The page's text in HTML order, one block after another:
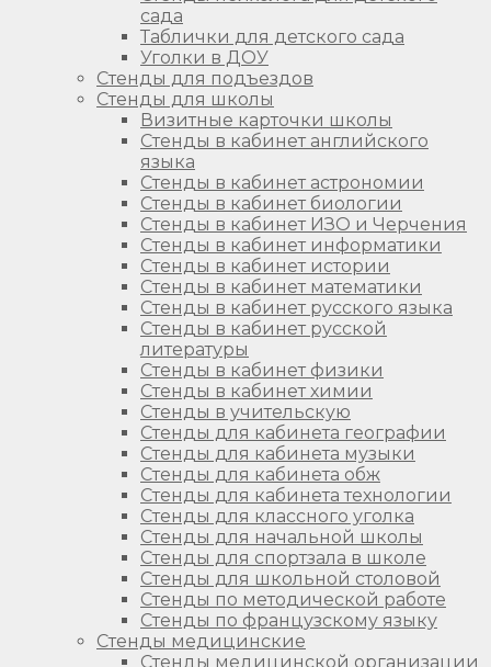
сада
Таблички для детского сада
Уголки в ДОУ
Стенды для подъездов
Стенды для школы
Визитные карточки школы
Стенды в кабинет английского
языка
Стенды в кабинет астрономии
Стенды в кабинет биологии
Стенды в кабинет ИЗО и Черчения
Стенды в кабинет информатики
Стенды в кабинет истории
Стенды в кабинет математики
Стенды в кабинет русского языка
Стенды в кабинет русской
литературы
Стенды в кабинет физики
Стенды в кабинет химии
Стенды в учительскую
Стенды для кабинета географии
Стенды для кабинета музыки
Стенды для кабинета обж
Стенды для кабинета технологии
Стенды для классного уголка
Стенды для начальной школы
Стенды для спортзала в школе
Стенды для школьной столовой
Стенды по методической работе
Стенды по французскому языку
Стенды медицинские
Стенды медицинской организации